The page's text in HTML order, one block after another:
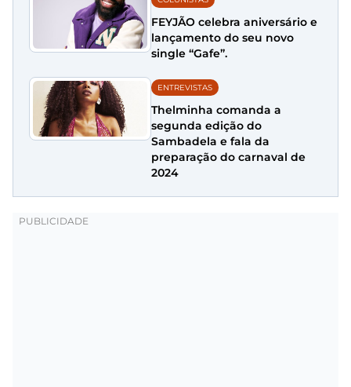
FEYJÃO celebra aniversário e
lançamento do seu novo
single “Gafe”.
ENTREVISTAS
Thelminha comanda a
segunda edição do
Sambadela e fala da
preparação do carnaval de
2024